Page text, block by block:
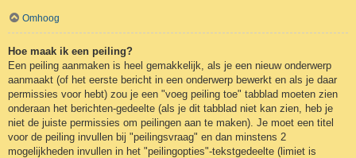
Omhoog
Hoe maak ik een peiling?
Een peiling aanmaken is heel gemakkelijk, als je een nieuw onderwerp
aanmaakt (of het eerste bericht in een onderwerp bewerkt en als je daar
permissies voor hebt) zou je een "voeg peiling toe" tabblad moeten zien
onderaan het berichten-gedeelte (als je dit tabblad niet kan zien, heb je
niet de juiste permissies om peilingen aan te maken). Je moet een titel
voor de peiling invullen bij "peilingsvraag" en dan minstens 2
mogelijkheden invullen in het "peilingopties"-tekstgedeelte (limiet is